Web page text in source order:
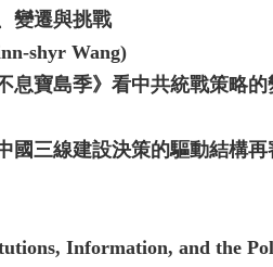
變遷與挑戰
shyr Wang)
息寶島季》看中共統戰策略的
三線建設決策的驅動結構再
Information, and the